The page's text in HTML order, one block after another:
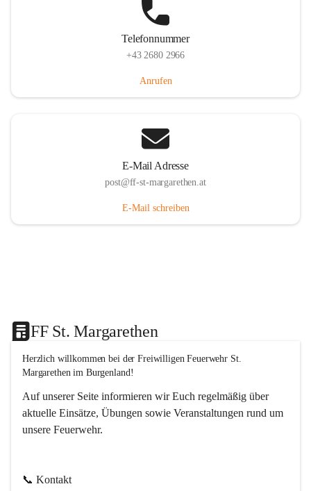
Telefonnummer
+43 2680 2966
Anrufen
E-Mail Adresse
post@ff-st-margarethen.at
E-Mail schreiben
FF St. Margarethen
Herzlich willkommen bei der Freiwilligen Feuerwehr St.
Margarethen im Burgenland!
Auf unserer Seite informieren wir Euch regelmäßig über
aktuelle Einsätze, Übungen sowie Veranstaltungen rund um
unsere Feuerwehr.
📞 Kontakt